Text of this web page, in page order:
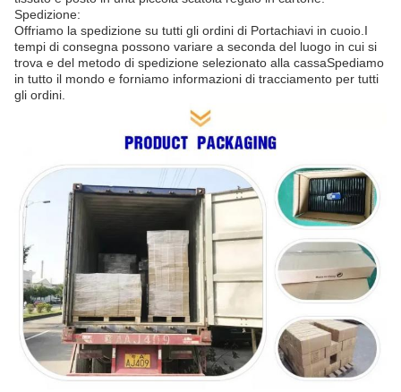
Spedizione:
Offriamo la spedizione su tutti gli ordini di Portachiavi in cuoio.I
tempi di consegna possono variare a seconda del luogo in cui si
trova e del metodo di spedizione selezionato alla cassaSpediamo
in tutto il mondo e forniamo informazioni di tracciamento per tutti
gli ordini.